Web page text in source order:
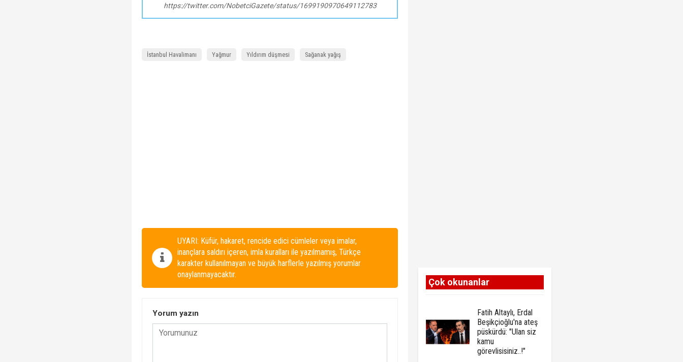
https://twitter.com/NobetciGazete/status/1699190970649112783
İstanbul Havalimanı Yağmur Yıldırım düşmesi Sağanak yağış
UYARI: Küfür, hakaret, rencide edici cümleler veya imalar,
inançlara saldırı içeren, imla kuralları ile yazılmamış, Türkçe
karakter kullanılmayan ve büyük harflerle yazılmış yorumlar
onaylanmayacaktır.
Yorum yazın
Çok okunanlar
Fatih Altaylı, Erdal
Beşikçioğlu'na ateş
püskürdü: "Ulan siz
kamu
görevlisisiniz..!"